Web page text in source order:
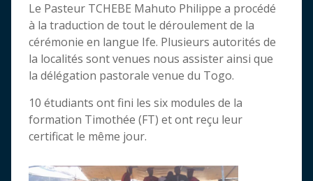
Le Pasteur TCHEBE Mahuto Philippe a procédé
à la traduction de tout le déroulement de la
cérémonie en langue Ife. Plusieurs autorités de
la localités sont venues nous assister ainsi que
la délégation pastorale venue du Togo.
10 étudiants ont fini les six modules de la
formation Timothée (FT) et ont reçu leur
certificat le même jour.